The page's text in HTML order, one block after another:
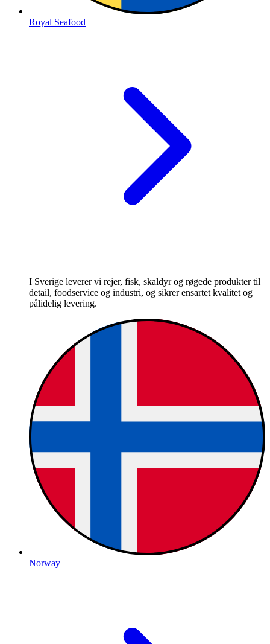
Royal Seafood
I Sverige leverer vi rejer, fisk, skaldyr og røgede produkter til
detail, foodservice og industri, og sikrer ensartet kvalitet og
pålidelig levering.
Norway